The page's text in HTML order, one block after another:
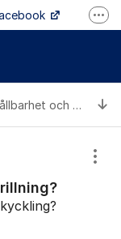
Youtube
Jobba hos oss
Har ni tänkt på hållbarhet och grillning?